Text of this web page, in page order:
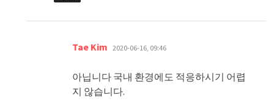
Tae Kim 댓
글:
2020-06-16, 09:46
아닙니다 국내 환경에도 적응하시기 어렵
지 않습니다.